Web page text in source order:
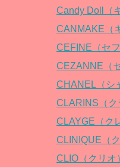
Candy Doll（
CANMAKE（
CEFINE（セフ
CEZANNE（
CHANEL（シ
CLARINS（ク
CLAYGE（ク
CLINIQUE（
CLIO（クリオ